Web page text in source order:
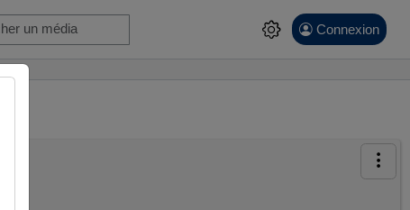
Connexion